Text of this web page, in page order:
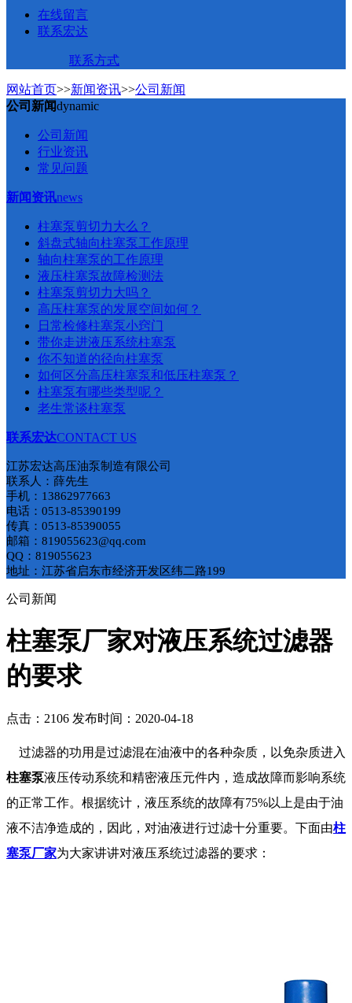
在线留言
联系宏达
联系方式
网站首页>>新闻资讯>>公司新闻
公司新闻dynamic
公司新闻
行业资讯
常见问题
新闻资讯news
柱塞泵剪切力大么？
斜盘式轴向柱塞泵工作原理
轴向柱塞泵的工作原理
液压柱塞泵故障检测法
柱塞泵剪切力大吗？
​高压柱塞泵的发展空间如何？
日常检修柱塞泵小窍门
带你走进液压系统柱塞泵
你不知道的径向柱塞泵
如何区分高压柱塞泵和低压柱塞泵​？
柱塞泵有哪些类型呢？
老生常谈柱塞泵
联系宏达CONTACT US
江苏宏达高压油泵制造有限公司
联系人：薛先生
手机：13862977663
电话：0513-85390199
传真：0513-85390055
邮箱：819055623@qq.com
QQ：819055623
地址：江苏省启东市经济开发区纬二路199
公司新闻
柱塞泵厂家对液压系统过滤器
的要求
点击：2106 发布时间：2020-04-18
过滤器的功用是过滤混在油液中的各种杂质，以免杂质进入
柱塞泵液压传动系统和精密液压元件内，造成故障而影响系统
的正常工作。根据统计，液压系统的故障有75%以上是由于油
液不洁净造成的，因此，对油液进行过滤十分重要。下面由柱
塞泵厂家为大家讲讲对液压系统过滤器的要求：